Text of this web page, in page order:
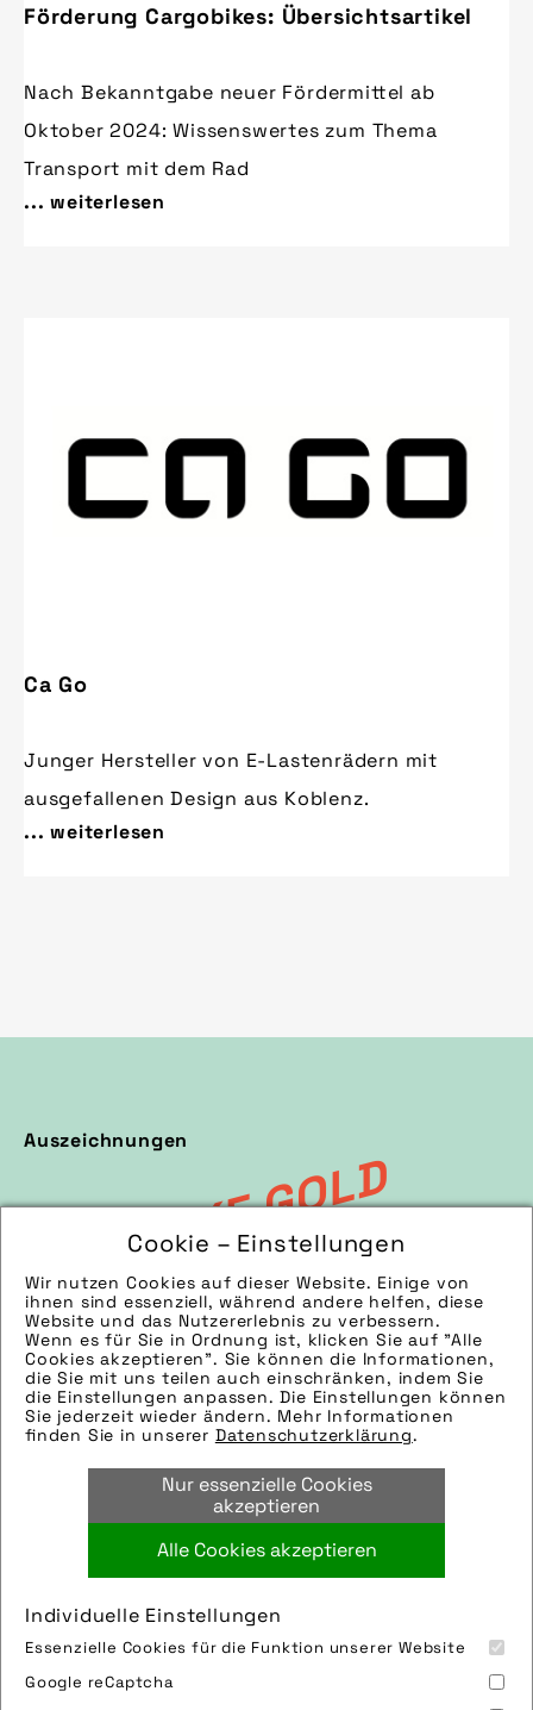
Cookie – Einstellungen
Wir nutzen Cookies auf dieser Website. Einige von
ihnen sind essenziell, während andere helfen, diese
Website und das Nutzererlebnis zu verbessern.
Wenn es für Sie in Ordnung ist, klicken Sie auf "Alle
Cookies akzeptieren". Sie können die Informationen,
die Sie mit uns teilen auch einschränken, indem Sie
die Einstellungen anpassen. Die Einstellungen können
Sie jederzeit wieder ändern. Mehr Informationen
finden Sie in unserer Datenschutzerklärung.
Nur essenzielle Cookies
akzeptieren
Alle Cookies akzeptieren
Individuelle Einstellungen
Essenzielle Cookies für die Funktion unserer Website
Google reCaptcha
Förderung Cargobikes: Übersichtsartikel
Nach Bekanntgabe neuer Fördermittel ab
Oktober 2024: Wissenswertes zum Thema
Transport mit dem Rad
... weiterlesen
Ca Go
Junger Hersteller von E-Lastenrädern mit
ausgefallenen Design aus Koblenz.
... weiterlesen
Auszeichnungen
E
U
R
O
B
I
K
E
G
O
L
D
A
W
A
R
D
2
0
2
4
G
E
R
M
A
N
D
E
S
I
G
N
A
W
A
R
D
2
0
2
4
D
E
S
I
G
N
&
I
N
N
O
V
A
T
I
O
N
A
W
A
R
D
2
0
2
4